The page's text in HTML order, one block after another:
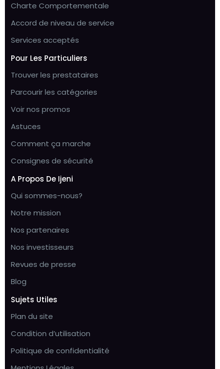
Charte Comportementale
Accord de niveau de service
Services acceptés
Pour Les Particuliers
Trouver les prestataires
Parcourir les catégories
Voir nos promos
Astuces
Comment ça marche
Consignes de sécurité
A Propos De Ijeni
Qui sommes-nous?
Notre mission
Nos partenaires
Nos investisseurs
Revues de presse
Blog
Sujets Utiles
Plan du site
Condition d’utilisation
Politique de confidentialité